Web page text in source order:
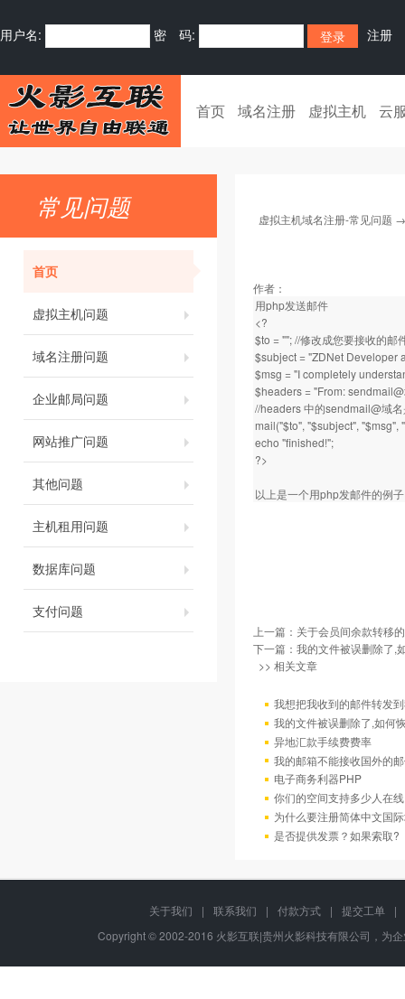
用户名: 密 码: 注册
首页 域名注册 虚拟主机 云
常见问题
首页
虚拟主机问题
域名注册问题
企业邮局问题
网站推广问题
其他问题
主机租用问题
数据库问题
支付问题
虚拟主机域名注册-常见问题
作者：
用php发送邮件
<?
$to = ""; //修改成您要接收的邮
$subject = "ZDNet
$msg = "I completely
$headers = "From:
//headers 中的sendmail@域
mail("$to", "$subject", "$msg",
echo "finished!";
?>
以上是一个用php发邮件的例
上一篇： 关于会员间余款转移
下一篇： 我的文件被误删除了,
>> 相关文章
我想把我收到的邮件转发
我的文件被误删除了,如何
异地汇款手续费费率
我的邮箱不能接收国外的
电子商务利器PHP
你们的空间支持多少人在
为什么要注册简体中文国
是否提供发票？如果索取?
关于我们 | 联系我们 | 付款方式 | 提交工单
|
Copyright © 2002-2016 火影互联|贵州火影科技有限公司，为